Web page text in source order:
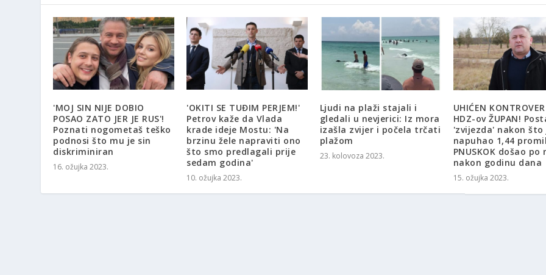
'MOJ SIN NIJE DOBIO
POSAO ZATO JER JE RUS'!
Poznati nogometaš teško
podnosi što mu je sin
diskriminiran
16. ožujka 2023.
'OKITI SE TUĐIM PERJEM!'
Petrov kaže da Vlada
krade ideje Mostu: 'Na
brzinu žele napraviti ono
što smo predlagali prije
sedam godina'
10. ožujka 2023.
Ljudi na plaži stajali i
gledali u nevjerici: Iz mora
izašla zvijer i počela trčati
plažom
23. kolovoza 2023.
UHIĆEN
HDZ-ov ŽUPAN!
'zvijezda' nakon što
napuhao 1,44
PNUSKOK došao po
nakon godinu dana
15. ožujka 2023.